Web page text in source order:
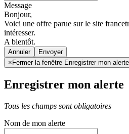
Message
Bonjour,
Voici une offre parue sur le site
intéresser.
A bientôt.
Annuler
× Fermer la fenêtre Enregistrer mon alerte
Enregistrer mon alerte
Tous les champs sont obligatoires
Nom de mon alerte